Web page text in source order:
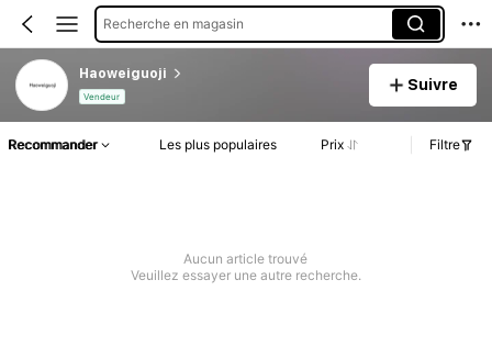
Recherche en magasin
Haoweiguoji
Vendeur
Suivre
Recommander Les plus populaires Prix Filtre
Aucun article trouvé
Veuillez essayer une autre recherche.